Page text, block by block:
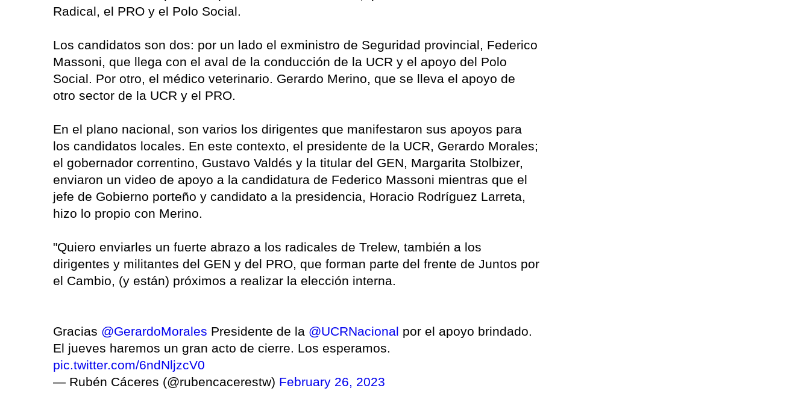
Radical, el PRO y el Polo Social.
Los candidatos son dos: por un lado el exministro de Seguridad provincial, Federico
Massoni, que llega con el aval de la conducción de la UCR y el apoyo del Polo
Social. Por otro, el médico veterinario. Gerardo Merino, que se lleva el apoyo de
otro sector de la UCR y el PRO.
En el plano nacional, son varios los dirigentes que manifestaron sus apoyos para
los candidatos locales. En este contexto, el presidente de la UCR, Gerardo Morales;
el gobernador correntino, Gustavo Valdés y la titular del GEN, Margarita Stolbizer,
enviaron un video de apoyo a la candidatura de Federico Massoni mientras que el
jefe de Gobierno porteño y candidato a la presidencia, Horacio Rodríguez Larreta,
hizo lo propio con Merino.
"Quiero enviarles un fuerte abrazo a los radicales de Trelew, también a los
dirigentes y militantes del GEN y del PRO, que forman parte del frente de Juntos por
el Cambio, (y están) próximos a realizar la elección interna.
Gracias @GerardoMorales Presidente de la @UCRNacional por el apoyo brindado.
El jueves haremos un gran acto de cierre. Los esperamos.
pic.twitter.com/6ndNljzcV0
— Rubén Cáceres (@rubencacerestw) February 26, 2023